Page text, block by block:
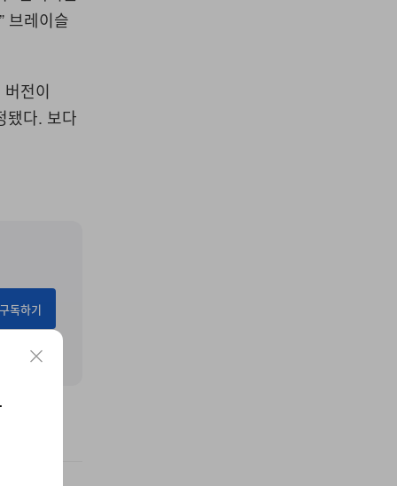
브레이슬
전이
됐다. 보다
구독하기